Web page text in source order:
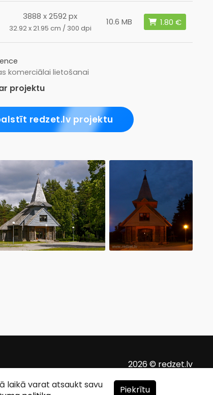
3888 x 2592 px
32.92 x 21.95 cm / 300 dpi
10.6 MB
komerciālai lietošanai
projektu
redzet.lv projektu
2026 © redzet.lv
laikā varat atsaukt savu
Piekrītu